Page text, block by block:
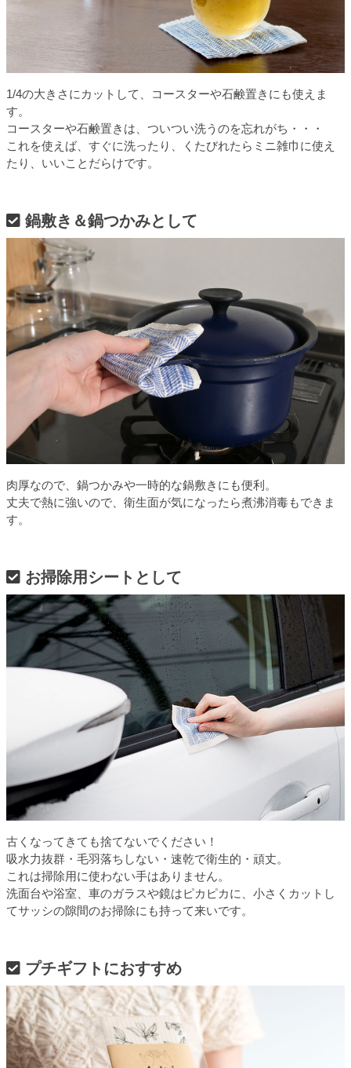
1/4の大きさにカットして、コースターや石鹸置きにも使えま
す。
コースターや石鹸置きは、ついつい洗うのを忘れがち・・・
これを使えば、すぐに洗ったり、くたびれたらミニ雑巾に使え
たり、いいことだらけです。
鍋敷き＆鍋つかみとして
肉厚なので、鍋つかみや一時的な鍋敷きにも便利。
丈夫で熱に強いので、衛生面が気になったら煮沸消毒もできま
す。
お掃除用シートとして
古くなってきても捨てないでください！
吸水力抜群・毛羽落ちしない・速乾で衛生的・頑丈。
これは掃除用に使わない手はありません。
洗面台や浴室、車のガラスや鏡はピカピカに、小さくカットし
てサッシの隙間のお掃除にも持って来いです。
プチギフトにおすすめ